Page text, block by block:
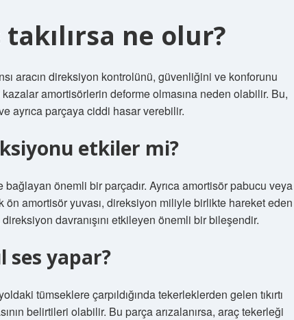
ne olur?
aracın direksiyon kontrolünü, güvenliğini ve konforunu
amortisörlerin deforme olmasına neden olabilir. Bu,
ayrıca parçaya ciddi hasar verebilir.
etkiler mi?
önemli bir parçadır. Ayrıca amortisör pabucu veya
ön amortisör yuvası, direksiyon miliyle birlikte hareket eden
davranışını etkileyen önemli bir bileşendir.
ses yapar?
tümseklere çarpıldığında tekerleklerden gelen tıkırtı
belirtileri olabilir. Bu parça arızalanırsa, araç tekerleği